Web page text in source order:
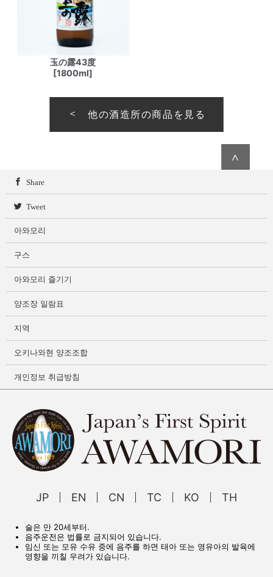
玉の露43度
[1800ml]
他の酒造所の商品を見る
∧
Share
Tweet
아와모리
구스
아와모리 즐기기
양조장 일람표
지역
오키나와현 양조조합
개인정보 취급방침
JP EN CN TC KO TH
술은 만 20세부터.
음주운전은 법률로 금지되어 있습니다.
임신 또는 모유 수유 중에 음주를 하면 태아 또는 영유아의 발육에
영향을 끼칠 우려가 있습니다.